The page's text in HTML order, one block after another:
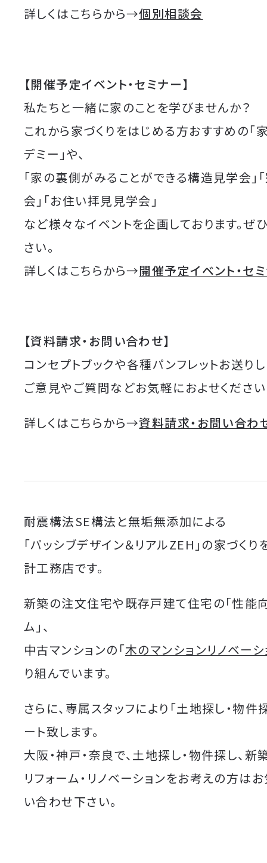
詳しくはこちらから→個別相談会
【開催予定イベント・セミナー】
私たちと一緒に家のことを学びませんか？
これから家づくりをはじめる方おすすめの「
デミー」や、
「家の裏側がみることができる構造見学会」
会」「お住い拝見見学会」
など様々なイベントを企画しております。ぜ
さい。
詳しくはこちらから→開催予定イベント・セ
【資料請求・お問い合わせ】
コンセプトブックや各種パンフレットお送りし
ご意見やご質問などお気軽におよせください
詳しくはこちらから→資料請求・お問い合わ
耐震構法SE構法と無垢無添加による
「パッシブデザイン＆リアルZEH」の家づく
計工務店です。
新築の注文住宅や既存戸建て住宅の「性能
ム」、
中古マンションの「木のマンションリノベーシ
り組んでいます。
さらに、専属スタッフにより「土地探し・物件
ート致します。
大阪・神戸・奈良で、土地探し・物件探し、新
リフォーム・リノベーションをお考えの方は
い合わせ下さい。